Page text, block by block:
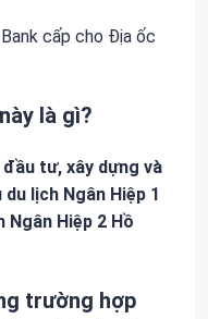
cấp cho Địa ốc
là gì?
đầu tư, xây dựng và
du lịch Ngân Hiệp 1
Ngân Hiệp 2 Hồ
trường hợp